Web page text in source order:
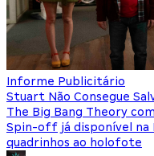
Informe Publicitário
Stuart Não Consegue
The Big Bang Theory
Spin-off já disponível na
quadrinhos ao holofote